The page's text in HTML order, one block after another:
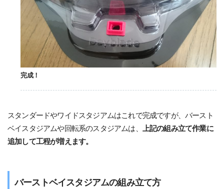
完成！
スタンダードやワイドスタジアムはこれで完成ですが、バースト
ベイスタジアムや回転系のスタジアムは、
上記の組み立て作業に
追加して工程が増えます。
バーストベイスタジアムの組み立て方